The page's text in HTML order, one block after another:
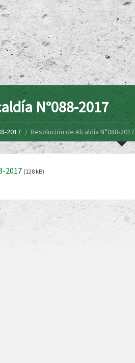
N°088-2017
2017 Resolución de Alcaldía N°088-2017
2017 (128 kB)